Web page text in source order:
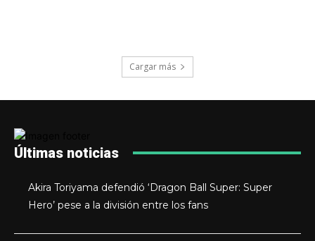
Cargar más
Últimas noticias
Akira Toriyama defendió ‘Dragon Ball Super: Super
Hero’ pese a la división entre los fans